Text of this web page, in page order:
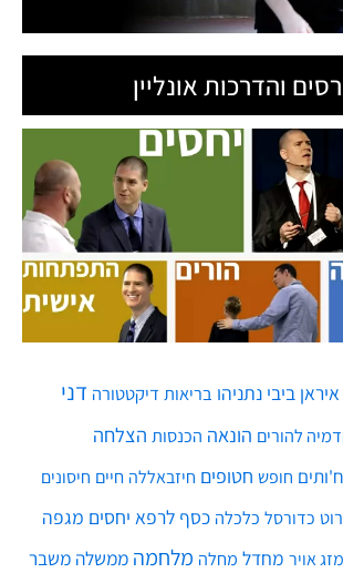
והדרכות אונליין
איראן ביבי נתניהו בריאות דיקטטורה דני
להורים הונאה הכנסות הצלחה
ח'ותים חופש חטופים חיזבאללה חיים חיסונים
כדורסל כלכלה כסף לרפא יחסים מגפה
מזג אויר מחדל מחלה מלחמה ממשלה משבר